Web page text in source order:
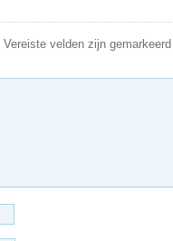
Vereiste velden zijn